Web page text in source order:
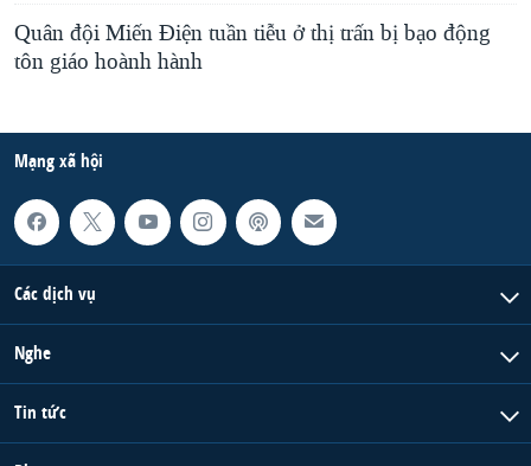
Quân đội Miến Điện tuần tiễu ở thị trấn bị bạo động
tôn giáo hoành hành
Mạng xã hội
Các dịch vụ
Nghe
Tin tức